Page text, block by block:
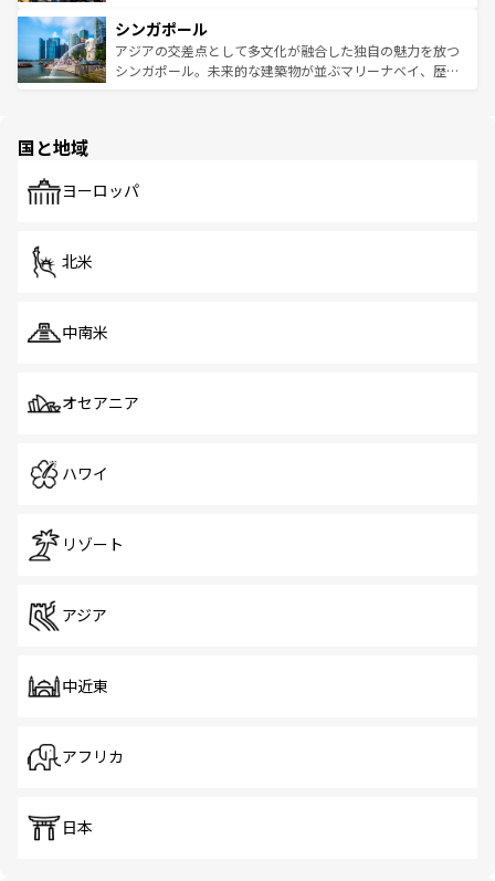
参照してほしい。
激する。気候は一年中温暖で、どの季節にも異なる楽しみ
が待っている。親しみやすいタイの人々、仏教を中心とし
た文化、そして多様な観光資源が、訪れる旅人を魅了し続
み、どこを訪れても感動するはず。観光スポットが密集し
ており、効率よく見どころを回れるのも魅力。息をのむよ
うな絶景から文化的な体験まで、香港を存分に楽しみ尽く
シンガポール
アジアの交差点として多文化が融合した独自の魅力を放つ
シンガポール。未来的な建築物が並ぶマリーナベイ、歴史
で、ホーカーズは地元の風情を楽しめる外せないスポット
国と地域
ヨーロッパ
北米
中南米
オセアニア
ハワイ
リゾート
アジア
中近東
アフリカ
日本